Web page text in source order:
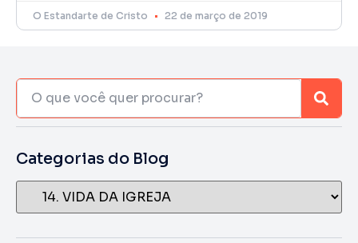
O Estandarte de Cristo 22 de março de 2019
Categorias do Blog